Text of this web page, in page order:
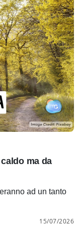
ma da
ad un tanto
15/07/2026